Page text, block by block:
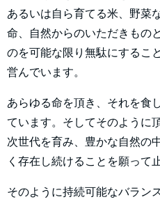
あるいは自ら育てる米、野菜
命、自然からのいただきもの
のを可能な限り無駄にするこ
営んでいます。
あらゆる命を頂き、それを食
ています。そしてそのように
次世代を育み、豊かな自然の
く存在し続けることを願って
そのように持続可能なバラン